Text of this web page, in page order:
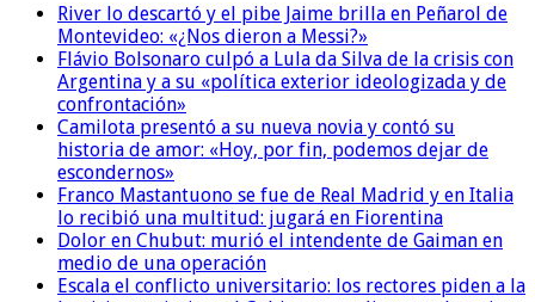
River lo descartó y el pibe Jaime brilla en Peñarol de
Montevideo: «¿Nos dieron a Messi?»
Flávio Bolsonaro culpó a Lula da Silva de la crisis con
Argentina y a su «política exterior ideologizada y de
confrontación»
Camilota presentó a su nueva novia y contó su
historia de amor: «Hoy, por fin, podemos dejar de
escondernos»
Franco Mastantuono se fue de Real Madrid y en Italia
lo recibió una multitud: jugará en Fiorentina
Dolor en Chubut: murió el intendente de Gaiman en
medio de una operación
Escala el conflicto universitario: los rectores piden a la